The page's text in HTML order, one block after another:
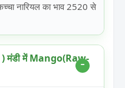
नारियल का भाव 2520 से
में Mango(Raw-